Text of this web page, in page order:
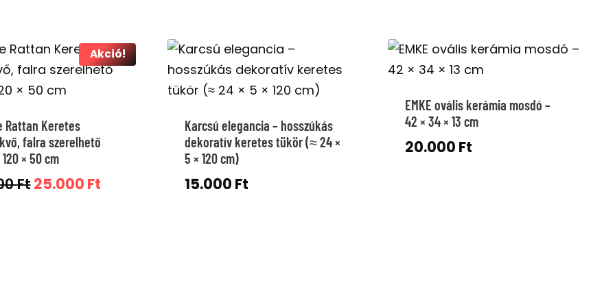
Akció!
Rattan Keretes
falra szerelhető
× 50 cm
FtOriginal
25.000 FtCurrent
Karcsú elegancia – hosszúkás
dekoratív keretes tükör (≈ 24 ×
5 × 120 cm)
15.000 Ft
EMKE ovális kerámia mosdó –
42 × 34 × 13 cm
20.000 Ft